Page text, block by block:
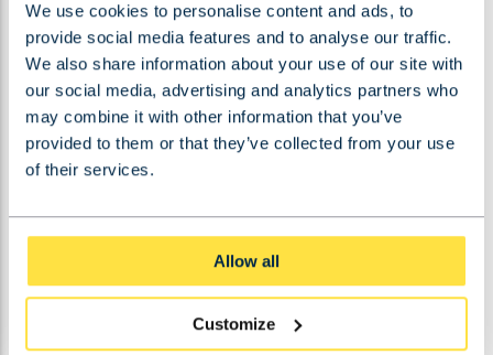
We use cookies to personalise content and ads, to
provide social media features and to analyse our traffic.
We also share information about your use of our site with
our social media, advertising and analytics partners who
may combine it with other information that you’ve
provided to them or that they’ve collected from your use
of their services.
Allow all
Customize
voorspelbaar en herhaalbaar is
Lichtere lasten waarbij de hoge capaciteit van een
bovenloopkraan niet nodig is
Wanneer het proces vraagt om snelheid en herhaling op
een vaste route, levert een monorailsysteem een efficiënte
Hoe kies je het juiste kraansysteem voor jouw
monorailsysteem hangt af van vier kernvragen: Welke route